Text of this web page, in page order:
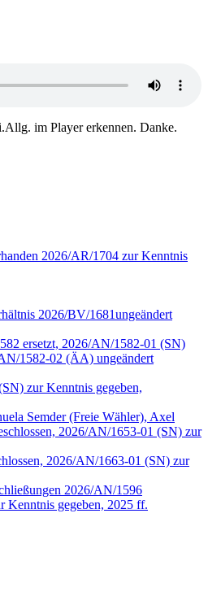
im Player erkennen. Danke.
2026/AR/1704 zur Kenntnis
2026/BV/1681ungeändert
ersetzt, 2026/AN/1582-01 (SN)
1582-02 (ÄA) ungeändert
zur Kenntnis gegeben,
Semder (Freie Wähler), Axel
2026/AN/1653-01 (SN) zur
2026/AN/1663-01 (SN) zur
2026/AN/1596
gegeben, 2025 ff.